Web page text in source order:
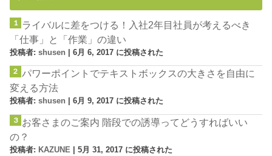
ライバルに差をつける！入社2年目社員が考えるべき
「仕事」と「作業」の違い
投稿者:shusen |6月 6, 2017 に投稿された
パワーポイントでテキストボックスの大きさを自由に
変える方法
投稿者:shusen |6月 9, 2017 に投稿された
お客さまのご案内 階段での誘導ってどうすればいい
の？
投稿者: KAZUNE |5月 31, 2017 に投稿された